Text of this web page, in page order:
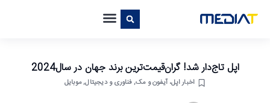
اپل تاج‌دار شد! گران‌قیمت‌ترین برند جهان در سال2024
اخبار اپل، آیفون و مک,فناوری و دیجیتال,موبایل